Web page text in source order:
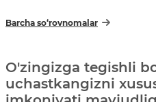
Barcha so‘rovnomalar
O'zingizga tegishli
uchastkangizni